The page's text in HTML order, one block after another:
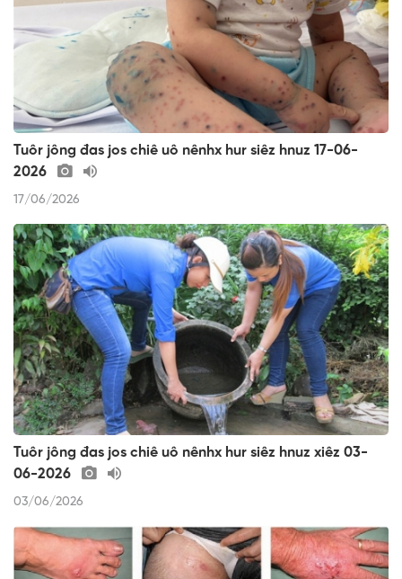
Tuôr jông đas jos chiê uô nênhx hur siêz hnuz 17-06-
2026
17/06/2026
Tuôr jông đas jos chiê uô nênhx hur siêz hnuz xiêz 03-
06-2026
03/06/2026